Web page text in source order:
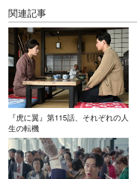
関連記事
『虎に翼』第115話、それぞれの人
生の転機